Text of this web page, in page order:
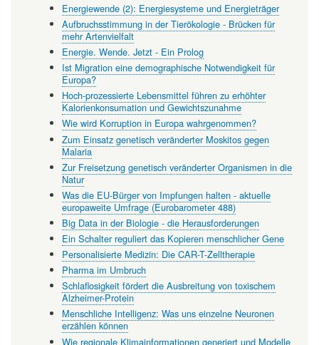
Energiewende (2): Energiesysteme und Energieträger
Aufbruchsstimmung in der Tierökologie - Brücken für
mehr Artenvielfalt
Energie. Wende. Jetzt - Ein Prolog
Ist Migration eine demographische Notwendigkeit für
Europa?
Hoch-prozessierte Lebensmittel führen zu erhöhter
Kalorienkonsumation und Gewichtszunahme
Wie wird Korruption in Europa wahrgenommen?
Zum Einsatz genetisch veränderter Moskitos gegen
Malaria
Zur Freisetzung genetisch veränderter Organismen in die
Natur
Was die EU-Bürger von Impfungen halten - aktuelle
europaweite Umfrage (Eurobarometer 488)
Big Data in der Biologie - die Herausforderungen
Ein Schalter reguliert das Kopieren menschlicher Gene
Personalisierte Medizin: Die CAR-T-Zelltherapie
Pharma im Umbruch
Schlaflosigkeit fördert die Ausbreitung von toxischem
Alzheimer-Protein
Menschliche Intelligenz: Was uns einzelne Neuronen
erzählen können
Wie regionale Klimainformationen generiert und Modelle